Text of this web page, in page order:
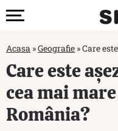
Acasa »Geografie »Care
Care este
cea mai
România?